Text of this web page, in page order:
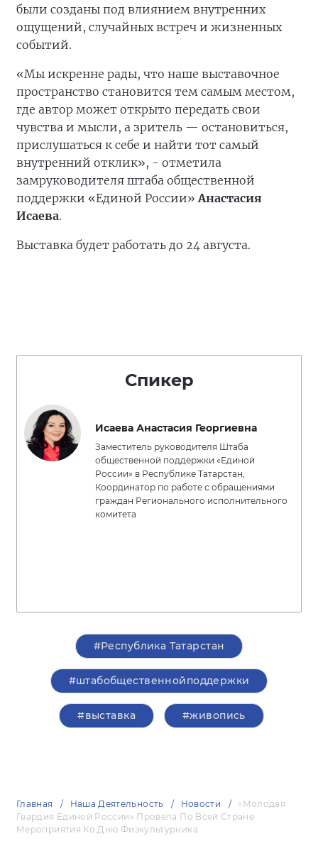
были созданы под влиянием внутренних
ощущений, случайных встреч и жизненных
событий.
«Мы искренне рады, что наше выставочное
пространство становится тем самым местом,
где автор может открыто передать свои
чувства и мысли, а зритель — остановиться,
прислушаться к себе и найти тот самый
внутренний отклик», - отметила
замруководителя штаба общественной
поддержки «Единой России»Анастасия
Исаева.
Выставка будет работать до 24 августа.
Спикер
Исаева Анастасия Георгиевна
Заместитель руководителя Штаба
общественной поддержки «Единой
России» в Республике Татарстан,
Координатор по работе с обращениями
граждан Регионального исполнительного
комитета
#Республика Татарстан
#штабобщественнойподдержки
#выставка #живопись
Главная Наша Деятельность Новости
«Молодая
Гвардия Единой России» Провела По Всей Стране
Мероприятия Ко Дню Физкультурника